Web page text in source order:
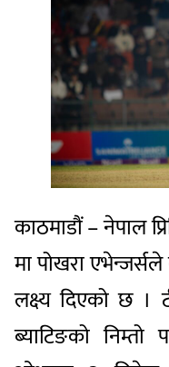
काठमाडौं – नेपाल
मा पोखरा
लक्ष्य दिएको छ ।
ब्याटिङको निम्तो